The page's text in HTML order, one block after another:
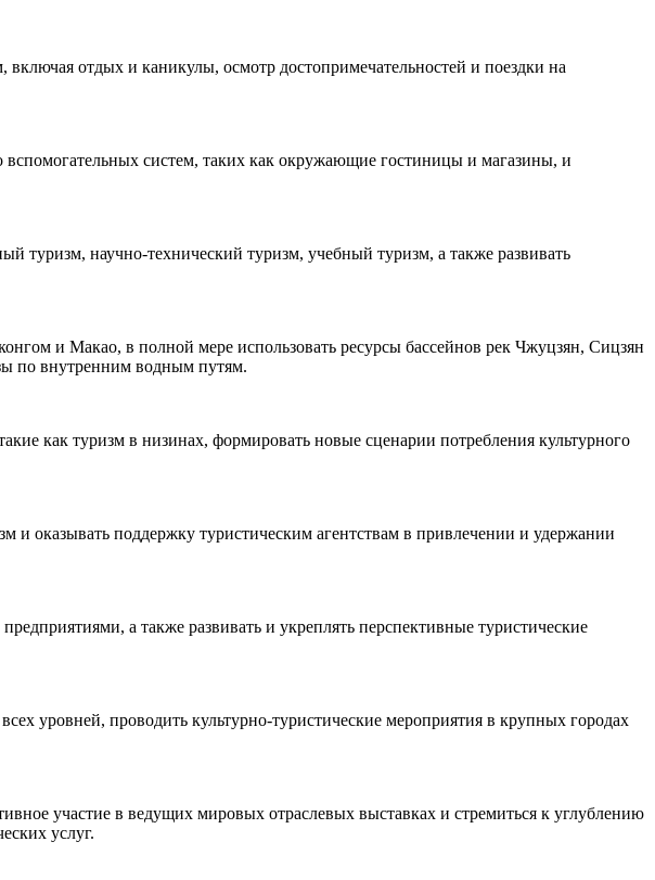
отдых и каникулы, осмотр достопримечательностей и поездки на
вспомогательных систем, таких как окружающие гостиницы и магазины, и
туризм, научно-технический туризм, учебный туризм, а также развивать
и Макао, в полной мере использовать ресурсы бассейнов рек Чжуцзян, Сицзян
по внутренним водным путям.
как туризм в низинах, формировать новые сценарии потребления культурного
и оказывать поддержку туристическим агентствам в привлечении и удержании
а также развивать и укреплять перспективные туристические
уровней, проводить культурно-туристические мероприятия в крупных городах
участие в ведущих мировых отраслевых выставках и стремиться к углублению
услуг.